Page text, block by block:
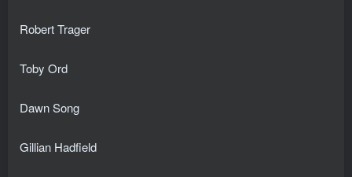
Robert Trager
Toby Ord
Dawn Song
Gillian Hadfield